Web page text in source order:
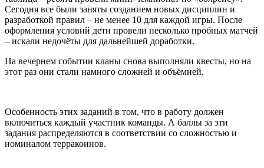
Сегодня все были заняты созданием новых дисциплин и
разработкой правил – не менее 10 для каждой игры. После
оформления условий дети провели несколько пробных матчей
– искали недочёты для дальнейшей доработки.
На вечернем событии кланы снова выполняли квесты, но на
этот раз они стали намного сложней и объёмней.
Особенность этих заданий в том, что в работу должен
включиться каждый участник команды. А баллы за эти
задания распределяются в соответствии со сложностью и
номиналом терракоинов.